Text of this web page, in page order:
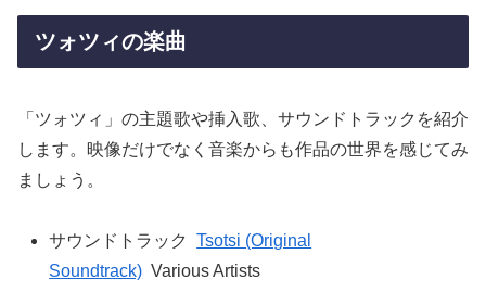
ツォツィの楽曲
「ツォツィ」の主題歌や挿入歌、サウンドトラックを紹介
します。映像だけでなく音楽からも作品の世界を感じてみ
ましょう。
サウンドトラック
Tsotsi (Original
Soundtrack) Various Artists